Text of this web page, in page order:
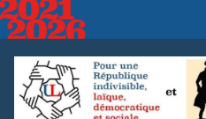
Aller
au
contenu